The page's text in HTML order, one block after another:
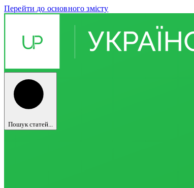
Перейти до основного змісту
Пошук статей...